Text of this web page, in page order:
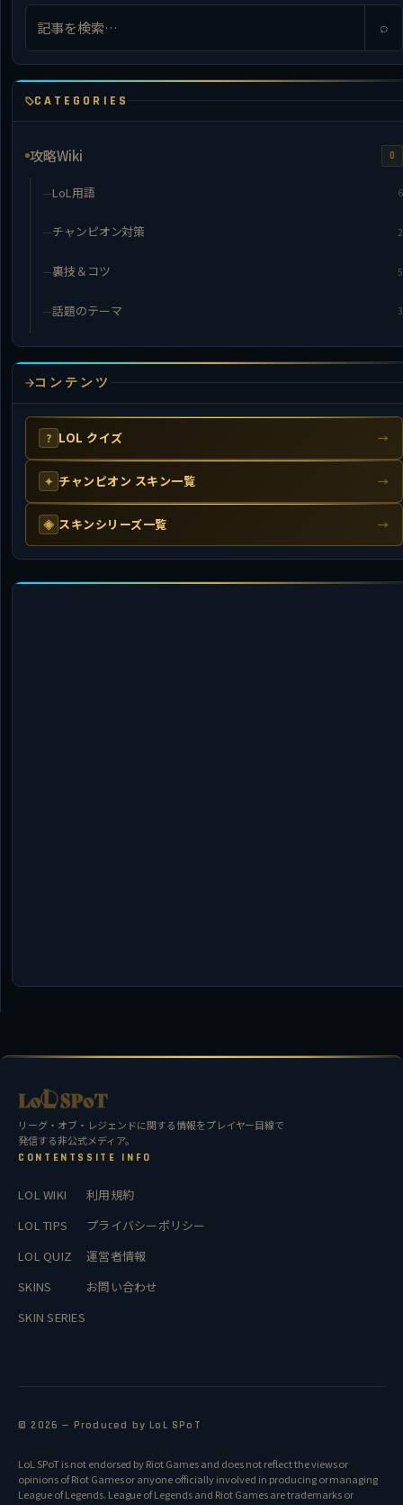
⌕
CATEGORIES
攻略Wiki 0
LoL用語 6
チャンピオン対策 2
裏技＆コツ 5
話題のテーマ 3
コンテンツ
? LOL クイズ →
✦ チャンピオン スキン一覧 →
◈ スキンシリーズ一覧 →
リーグ・オブ・レジェンドに関する情報をプレイヤー目線で
発信する非公式メディア。
CONTENTS
LOL WIKI
LOL TIPS
LOL QUIZ
SKINS
SKIN SERIES
SITE INFO
利用規約
プライバシーポリシー
運営者情報
お問い合わせ
© 2026 — Produced by LoL SPoT
LoL SPoT is not endorsed by Riot Games and does not reflect the views or
opinions of Riot Games or anyone officially involved in producing or managing
League of Legends. League of Legends and Riot Games are trademarks or